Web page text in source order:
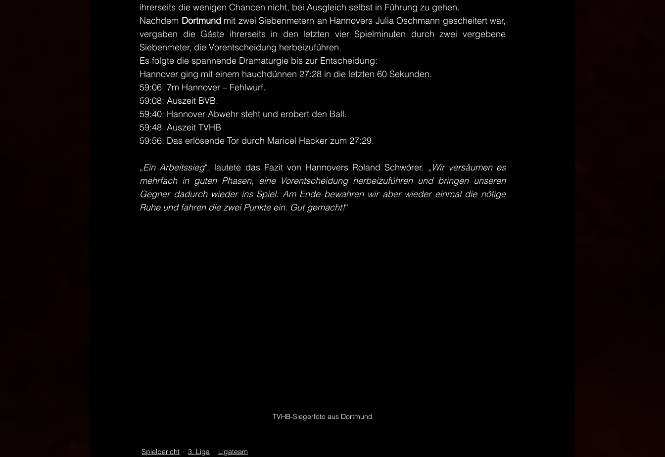
ihrerseits die wenigen Chancen nicht, bei Ausgleich selbst in Führung zu gehen.
Nachdem Dortmund mit zwei Siebenmetern an Hannovers Julia Oschmann gescheitert war,
vergaben die Gäste ihrerseits in den letzten vier Spielminuten durch zwei vergebene
Siebenmeter, die Vorentscheidung herbeizuführen.
Es folgte die spannende Dramaturgie bis zur Entscheidung:
Hannover ging mit einem hauchdünnen 27:28 in die letzten 60 Sekunden.
59:06: 7m Hannover – Fehlwurf.
59:08: Auszeit BVB.
59:40: Hannover Abwehr steht und erobert den Ball.
59:48: Auszeit TVHB
59:56: Das erlösende Tor durch Maricel Hacker zum 27:29.
„Ein Arbeitssieg“, lautete das Fazit von Hannovers Roland Schwörer. „Wir versäumen es
mehrfach in guten Phasen, eine Vorentscheidung herbeizuführen und bringen unseren
Gegner dadurch wieder ins Spiel. Am Ende bewahren wir aber wieder einmal die nötige
Ruhe und fahren die zwei Punkte ein. Gut gemacht!“
TVHB-Siegerfoto aus Dortmund
Spielbericht 3. Liga Ligateam